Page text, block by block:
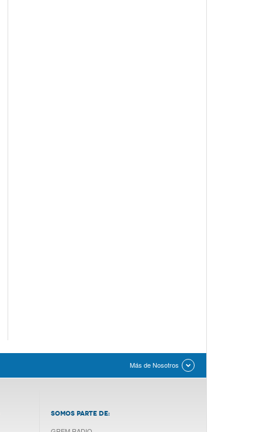
Más de Nosotros
SOMOS PARTE DE: